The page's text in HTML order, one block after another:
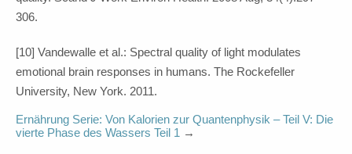
306.
[10] Vandewalle et al.: Spectral quality of light modulates
emotional brain responses in humans. The Rockefeller
University, New York. 2011.
Ernährung Serie: Von Kalorien zur Quantenphysik – Teil V: Die
vierte Phase des Wassers Teil 1 →